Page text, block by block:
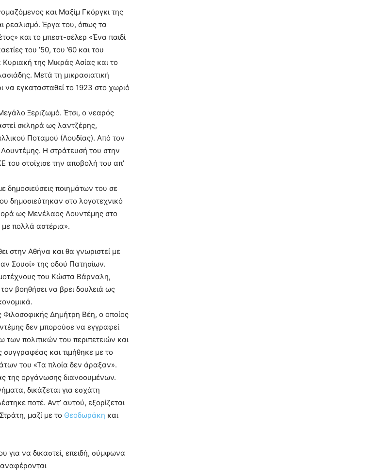
και Μαξίμ Γκόργκι της
ρεαλισμό. Έργα του, όπως τα
και το μπεστ-σέλερ «Ένα παιδί
του ’50, του ’60 και του
της Μικράς Ασίας και το
Μετά τη μικρασιατική
να εγκατασταθεί το 1923 στο χωριό
Ξεριζωμό. Έτσι, ο νεαρός
σκληρά ως λαντζέρης,
Ποταμού (Λουδίας). Από τον
Η στράτευσή του στην
του στοίχισε την αποβολή του απ’
δημοσιεύσεις ποιημάτων του σε
δημοσιεύτηκαν στο λογοτεχνικό
ως Μενέλαος Λουντέμης στο
πολλά αστέρια».
στην Αθήνα και θα γνωριστεί με
Σουσί» της οδού Πατησίων.
του Κώστα Βάρναλη,
βοηθήσει να βρει δουλειά ως
Φιλοσοφικής Δημήτρη Βέη, ο οποίος
δεν μπορούσε να εγγραφεί
των πολιτικών του περιπετειών και
και τιμήθηκε με το
του «Τα πλοία δεν άραξαν».
της οργάνωσης διανοουμένων.
δικάζεται για εσχάτη
ποτέ. Αντ’ αυτού, εξορίζεται
μαζί με το Θεοδωράκη και
για να δικαστεί, επειδή, σύμφωνα